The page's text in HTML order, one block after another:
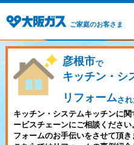
ご家庭のお客さま
彦根市で
キッチン・シ
リフォームされ
キッチン・システムキッチンに
ービスチェーンにご相談くださ
フォームのお手伝いをさせて頂き